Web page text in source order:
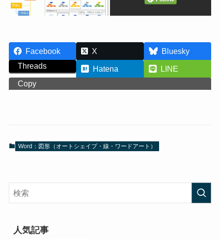
Facebook X
Bluesky
Threads
Hatena
LINE
Copy
Word：図形（オートシェイプ・線・ワードアート）
人気記事